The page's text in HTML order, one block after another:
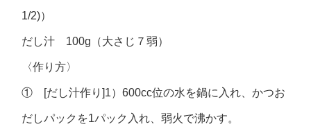
1/2)）
だし汁 100g（大さじ７弱）
〈作り方〉
① [だし汁作り]1）600cc位の水を鍋に入れ、かつお
だしパックを1パック入れ、弱火で沸かす。